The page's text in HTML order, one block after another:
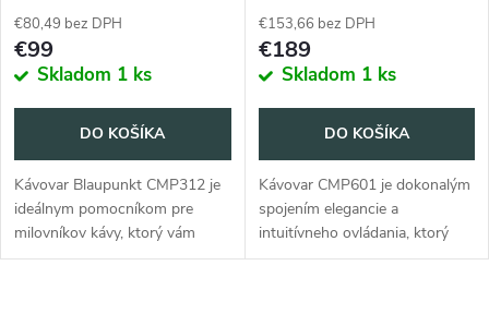
€80,49 bez DPH
€99
Skladom 1 ks
DO KOŠÍKA
Kávovar Blaupunkt CMP312 je
ideálnym pomocníkom pre
milovníkov kávy, ktorý vám
umožní pripraviť dokonalé
€153,66 bez DPH
€189
Skladom 1 ks
DO KOŠÍKA
Kávovar CMP601 je dokonalým
spojením elegancie a
intuitívneho ovládania, ktorý
vám prinesie nezabudnuteľný